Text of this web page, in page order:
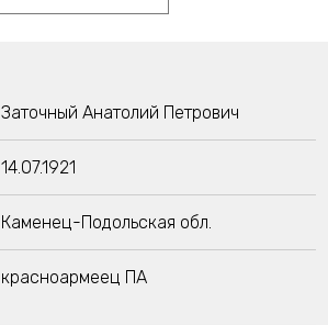
Заточный Анатолий Петрович
14.07.1921
Каменец-Подольская обл.
красноармеец ПА